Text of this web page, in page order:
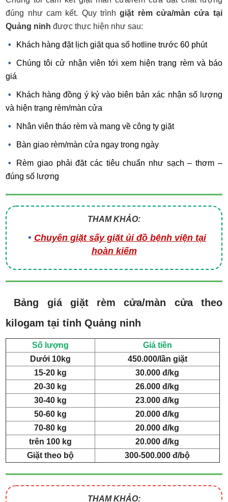
đúng như cam kết. Quy trìnhgiặt rèm cửa/màn cửa tại
Quảng ninh được thực hiện như sau:
Khách hàng đặt lịch giặt qua số hotline trước 60 phút
Chúng tôi cử nhận viên tới xem hiện trạng rèm và báo
giá
Khách hàng đồng ý ký vào biên bản xác nhận số lượng
và hiện trạng rèm/màn cửa
Nhân viên tháo rèm và mang về công ty giặt
Bàn giao rèm/màn cửa ngay trong ngày
Rèm giao phải đặt các tiêu chuẩn như sạch – thơm –
đúng số lượng
THAM KHẢO:
Chuyên giặt sấy giặt ủi đồ bệnh viện tại
hoàn kiếm
Bảng giá giặt rèm cửa/màn cửa theo
kilogam tại tỉnh Quảng ninh
Số lượng
Giá tiền
Dưới 10kg
450.000/lần giặt
15-20 kg
30.000 đ/kg
20-30 kg
26.000 đ/kg
30-40 kg
23.000 đ/kg
50-60 kg
20.000 đ/kg
70-80 kg
20.000 đ/kg
trên 100 kg
20.000 đ/kg
Giặt theo bộ
300-500.000 đ/bộ
THAM KHẢO: